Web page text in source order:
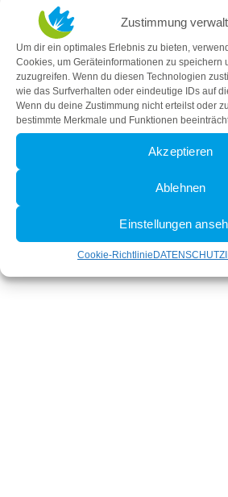
Zustimmung
Um dir ein optimales Erlebnis zu bieten,
Cookies, um Geräteinformationen zu speichern
zuzugreifen. Wenn du diesen Technologien
wie das Surfverhalten oder eindeutige IDs auf
Wenn du deine Zustimmung nicht erteilst oder
bestimmte Merkmale und Funktionen
Akzeptieren
Ablehnen
Einstellungen
Cookie-Richtlinie DATENSCHUTZ